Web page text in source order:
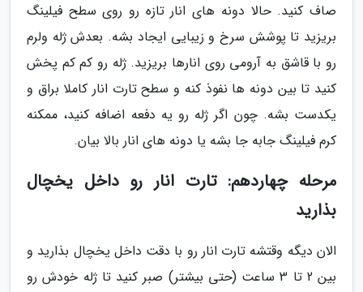
صاف کنید. حالا دونه های انار تازه رو روی سطح فیلینگ
بریزید تا پوشش سرخ و زیبایی ایجاد بشه. بعدش ژله ولرم
رو با قاشق به آرومی روی انارها بریزید. ژله رو کم کم پخش
کنید تا بین دونه ها نفوذ کنه و سطح تارت انار کاملا براق و
یکدست بشه. چون اگر ژله رو یه دفعه اضافه کنید، ممکنه
کرم فیلینگ جابه جا بشه یا دونه های انار بالا بیان.
مرحله چهاردهم: تارت انار رو داخل یخچال
بذارید
الان دیگه وقتشه تارت انار رو با دقت داخل یخچال بذارید و
بین 2 تا 3 ساعت (حتی بیشتر) صبر کنید تا ژله خودش رو